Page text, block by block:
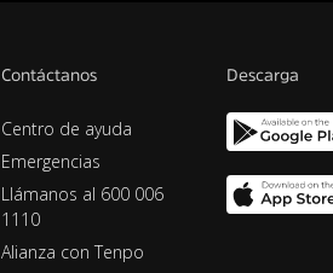
Contáctanos
Centro de ayuda
Emergencias
Llámanos al 600 006
1110
Alianza con Tenpo
Descarga